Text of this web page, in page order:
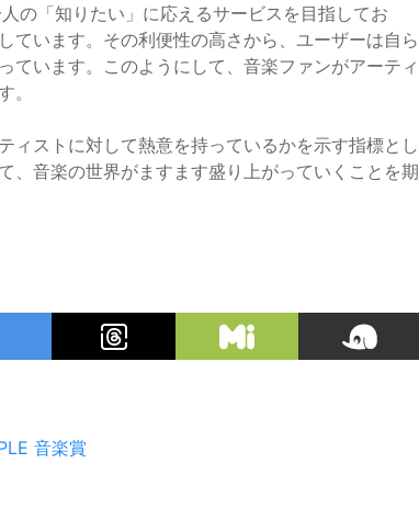
の「知りたい」に応えるサービスを目指してお
ています。その利便性の高さから、ユーザーは自ら
ています。このようにして、音楽ファンがアーティ
。
ィストに対して熱意を持っているかを示す指標とし
、音楽の世界がますます盛り上がっていくことを期
音楽賞